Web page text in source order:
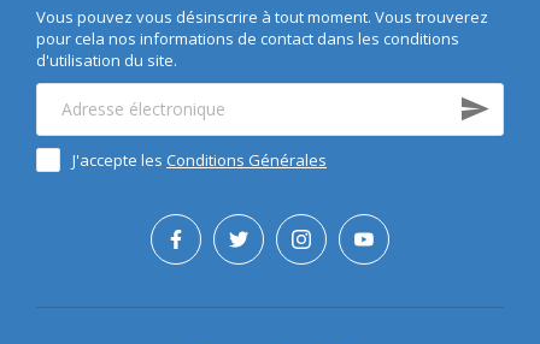
Vous pouvez vous désinscrire à tout moment. Vous trouverez
pour cela nos informations de contact dans les conditions
d'utilisation du site.
J'accepte les Conditions Générales